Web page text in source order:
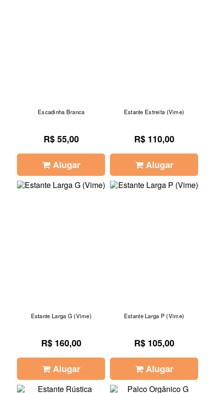
Escadinha Branca
R$ 55,00
Alugar
Estante Estreita (Vime)
R$ 110,00
Alugar
Estante Larga G (Vime)
R$ 160,00
Alugar
Estante Larga P (Vime)
R$ 105,00
Alugar